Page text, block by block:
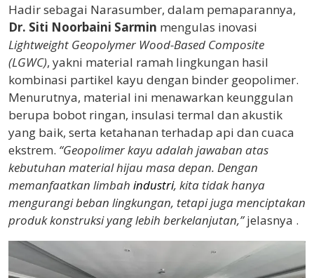
Hadir sebagai Narasumber, dalam pemaparannya,
Dr. Siti Noorbaini Sarmin mengulas inovasi
Lightweight Geopolymer Wood-Based Composite
(LGWC), yakni material ramah lingkungan hasil
kombinasi partikel kayu dengan binder geopolimer.
Menurutnya, material ini menawarkan keunggulan
berupa bobot ringan, insulasi termal dan akustik
yang baik, serta ketahanan terhadap api dan cuaca
ekstrem. “Geopolimer kayu adalah jawaban atas
kebutuhan material hijau masa depan. Dengan
memanfaatkan limbah industri, kita tidak hanya
mengurangi beban lingkungan, tetapi juga menciptakan
produk konstruksi yang lebih berkelanjutan,”jelasnya .